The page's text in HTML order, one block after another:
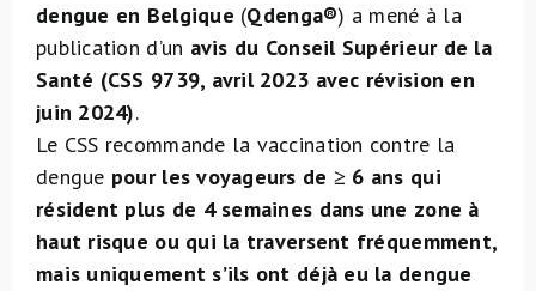
dengue en Belgique (Qdenga®) a mené à la
publication d’un avis du Conseil Supérieur de la
Santé (CSS 9739, avril 2023 avec révision en
juin 2024).
Le CSS recommande la vaccination contre la
dengue pour les voyageurs de ≥ 6 ans qui
résident plus de 4 semaines dans une zone à
haut risque ou qui la traversent fréquemment,
mais uniquement s’ils ont déjà eu la dengue